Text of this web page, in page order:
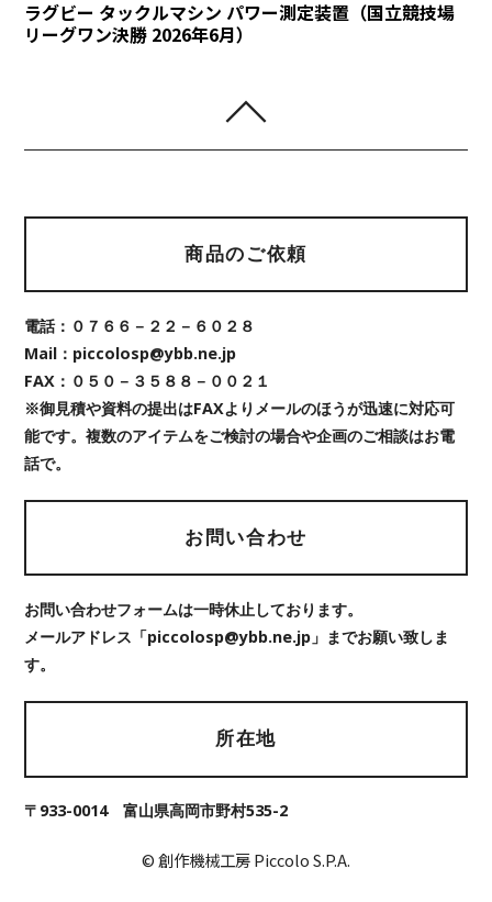
ラグビー タックルマシン パワー測定装置（国立競技場
リーグワン決勝 2026年6月）
商品のご依頼
電話：０７６６－２２－６０２８
Mail：piccolosp@ybb.ne.jp
FAX：０５０－３５８８－００２１
※御見積や資料の提出はFAXよりメールのほうが迅速に対応可
能です。複数のアイテムをご検討の場合や企画のご相談はお電
話で。
お問い合わせ
お問い合わせフォームは一時休止しております。
メールアドレス「piccolosp@ybb.ne.jp」までお願い致しま
す。
所在地
〒933-0014 富山県高岡市野村535-2
© 創作機械工房 Piccolo S.P.A.